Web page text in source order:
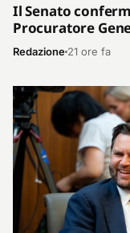
Il Senato
Procuratore
Redazione 21 ore fa